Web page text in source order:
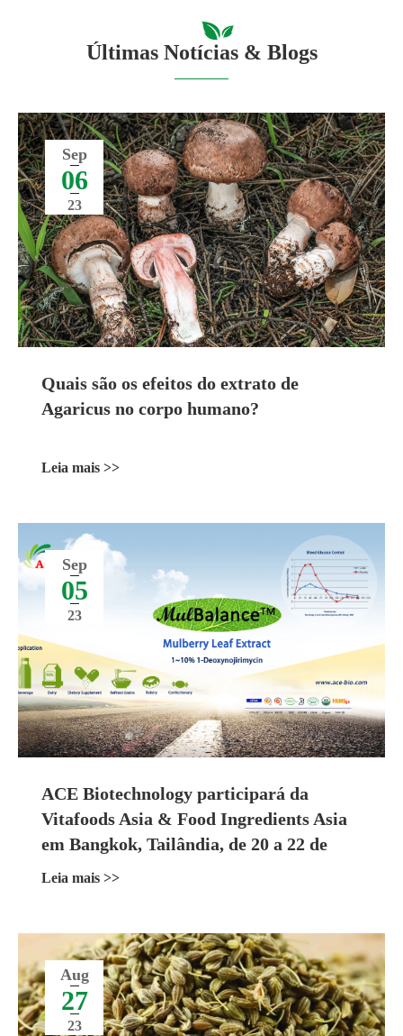
Últimas Notícias & Blogs
Sep
06
23
Quais são os efeitos do extrato de
Agaricus no corpo humano?
Leia mais >>
Sep
05
23
ACE Biotechnology participará da
Vitafoods Asia & Food Ingredients Asia
em Bangkok, Tailândia, de 20 a 22 de
setembro de 2023
Leia mais >>
Aug
27
23